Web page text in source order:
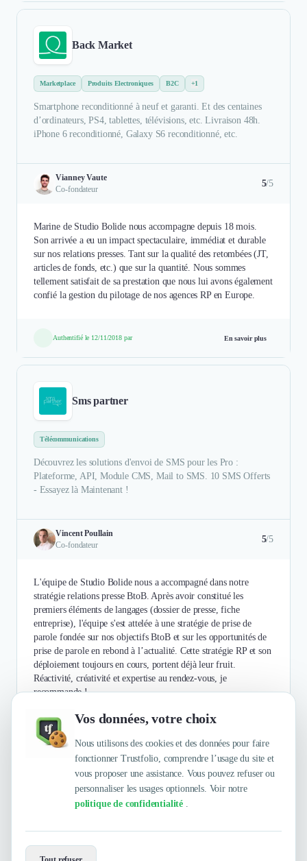
Vos données, votre choix
Nous utilisons des cookies et des données pour faire
fonctionner Trustfolio, comprendre l’usage du site et
vous proposer une assistance. Vous pouvez refuser ou
personnaliser les usages optionnels. Voir notre
politique de confidentialité .
Back Market
Marketplace Produits Electroniques B2C +1
Smartphone reconditionné à neuf et garanti. Et des centaines
d’ordinateurs, PS4, tablettes, télévisions, etc. Livraison 48h.
iPhone 6 reconditionné, Galaxy S6 reconditionné, etc.
Vianney Vaute
Co-fondateur
5/5
Marine de Studio Bolide nous accompagne depuis 18 mois.
Son arrivée a eu un impact spectaculaire, immédiat et durable
sur nos relations presses. Tant sur la qualité des retombées (JT,
articles de fonds, etc.) que sur la quantité. Nous sommes
tellement satisfait de sa prestation que nous lui avons également
confié la gestion du pilotage de nos agences RP en Europe.
Authentifié le 12/11/2018 par En savoir plus
Sms partner
Télécommunications
Découvrez les solutions d'envoi de SMS pour les Pro :
Plateforme, API, Module CMS, Mail to SMS. 10 SMS Offerts
- Essayez là Maintenant !
Vincent Poullain
Co-fondateur
5/5
L'équipe de Studio Bolide nous a accompagné dans notre
stratégie relations presse BtoB. Après avoir constitué les
premiers éléments de langages (dossier de presse, fiche
entreprise), l'équipe s'est attelée à une stratégie de prise de
parole fondée sur nos objectifs BtoB et sur les opportunités de
prise de parole en rebond à l’actualité. Cette stratégie RP et son
déploiement toujours en cours, portent déjà leur fruit.
Réactivité, créativité et expertise au rendez-vous, je
recommande !
Authentifié le 29/10/2018 par